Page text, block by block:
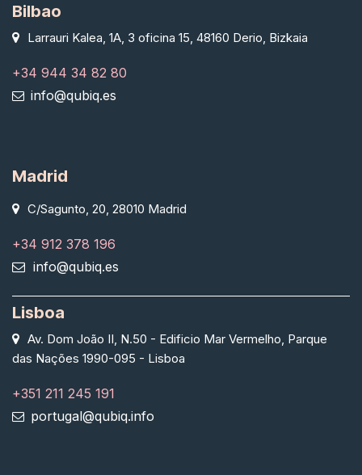
Bilbao
Larrauri Kalea, 1A, 3 oficina 15, 48160 Derio, Bizkaia
+34 944 34 82 80
info@qubiq.es
Madrid
C/Sagunto, 20, 28010 Madrid
+34 912 378 196
info@qubiq.es
Lisboa
Av. Dom João II, N.50 - Edificio Mar Vermelho, Parque
das Nações 1990-095 - Lisboa
+351 211 245 191
portugal@qubiq.info